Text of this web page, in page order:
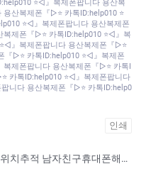
⭐◁』복제폰팝니다 용산복
산복제폰『▷⭐ 카톡ID:help010 ⭐
⭐◁』복제폰팝니다 용산복제폰
복제폰『▷⭐ 카톡ID:help010 ⭐◁』복
』복제폰팝니다 용산복제폰『▷⭐
『▷⭐ 카톡ID:help010 ⭐◁』복제폰
제폰팝니다 용산복제폰『▷⭐ 카톡I
카톡ID:help010 ⭐◁』복제폰팝니다
니다 용산복제폰『▷⭐ 카톡ID:help0
인쇄
아내폰해킹⭐카톡ID:help010⭐아내위치추적 남자친구휴대폰해킹 배우자휴대폰도청 남편폰해킹흥신소